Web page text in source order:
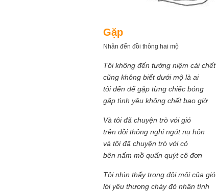
Gặp
Nhân đến đồi thông hai mộ
Tôi không đến tưởng niệm cái chết
cũng không biết dưới mộ là ai
tôi đến để gặp từng chiếc bóng
gặp tình yêu không chết bao giờ
Và tôi đã chuyện trò với gió
trên đồi thông nghi ngút nụ hôn
và tôi đã chuyện trò với cỏ
bên nấm mồ quấn quýt cô đơn
Tôi nhìn thấy trong đôi môi của gió
lời yêu thương cháy đỏ nhân tình